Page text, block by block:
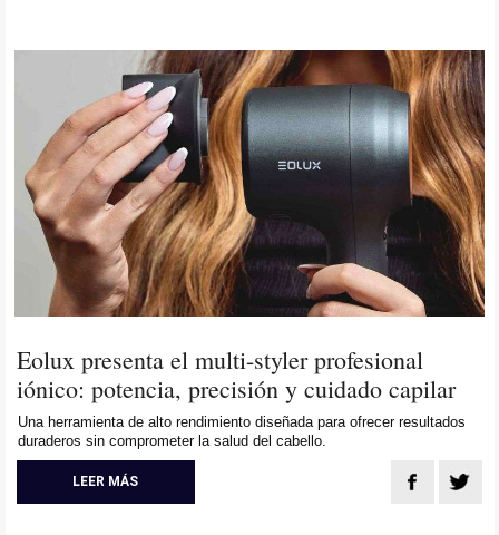
Eolux presenta el multi-styler profesional
iónico: potencia, precisión y cuidado capilar
Una herramienta de alto rendimiento diseñada para ofrecer resultados
duraderos sin comprometer la salud del cabello.
LEER MÁS